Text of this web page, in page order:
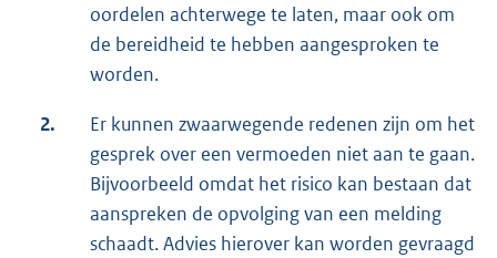
oordelen achterwege te laten, maar ook om
de bereidheid te hebben aangesproken te
worden.
2.
Er kunnen zwaarwegende redenen zijn om het
gesprek over een vermoeden niet aan te gaan.
Bijvoorbeeld omdat het risico kan bestaan dat
aanspreken de opvolging van een melding
schaadt. Advies hierover kan worden gevraagd